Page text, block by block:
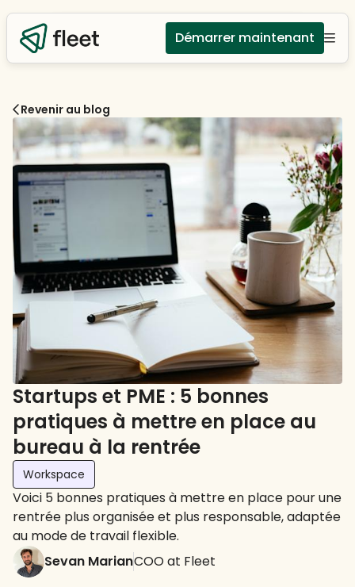
Démarrer maintenant
Revenir au blog
Startups et PME : 5 bonnes
pratiques à mettre en place au
bureau à la rentrée
Workspace
Voici 5 bonnes pratiques à mettre en place pour une
rentrée plus organisée et plus responsable, adaptée
au mode de travail flexible.
Sevan MarianCOO at Fleet